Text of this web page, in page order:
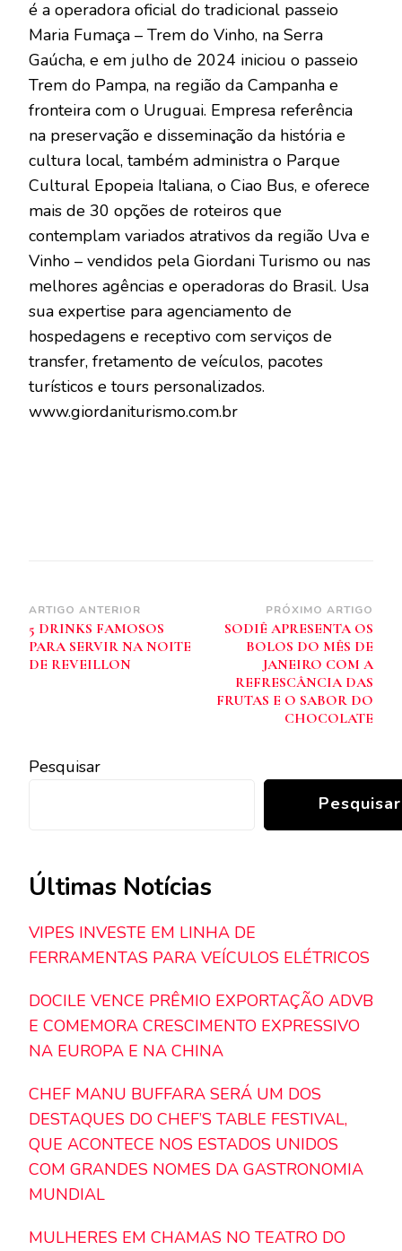
é a operadora oficial do tradicional passeio
Maria Fumaça – Trem do Vinho, na Serra
Gaúcha, e em julho de 2024 iniciou o passeio
Trem do Pampa, na região da Campanha e
fronteira com o Uruguai. Empresa referência
na preservação e disseminação da história e
cultura local, também administra o Parque
Cultural Epopeia Italiana, o Ciao Bus, e oferece
mais de 30 opções de roteiros que
contemplam variados atrativos da região Uva e
Vinho – vendidos pela Giordani Turismo ou nas
melhores agências e operadoras do Brasil. Usa
sua expertise para agenciamento de
hospedagens e receptivo com serviços de
transfer, fretamento de veículos, pacotes
turísticos e tours personalizados.
www.giordaniturismo.com.br
Navegação
de
post
ARTIGO ANTERIOR
5 DRINKS FAMOSOS
PARA SERVIR NA NOITE
DE REVEILLON
PRÓXIMO ARTIGO
SODIÊ APRESENTA OS
BOLOS DO MÊS DE
JANEIRO COM A
REFRESCÂNCIA DAS
FRUTAS E O SABOR DO
CHOCOLATE
Pesquisar
Pesquisar
Últimas Notícias
VIPES INVESTE EM LINHA DE
FERRAMENTAS PARA VEÍCULOS ELÉTRICOS
DOCILE VENCE PRÊMIO EXPORTAÇÃO ADVB
E COMEMORA CRESCIMENTO EXPRESSIVO
NA EUROPA E NA CHINA
CHEF MANU BUFFARA SERÁ UM DOS
DESTAQUES DO CHEF’S TABLE FESTIVAL,
QUE ACONTECE NOS ESTADOS UNIDOS
COM GRANDES NOMES DA GASTRONOMIA
MUNDIAL
MULHERES EM CHAMAS NO TEATRO DO